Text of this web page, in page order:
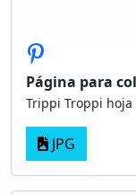
Página para
Trippi Troppi
JPG